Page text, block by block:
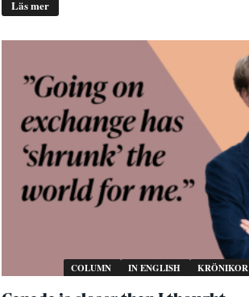
Läs mer
COLUMN IN ENGLISH KRÖNIKOR